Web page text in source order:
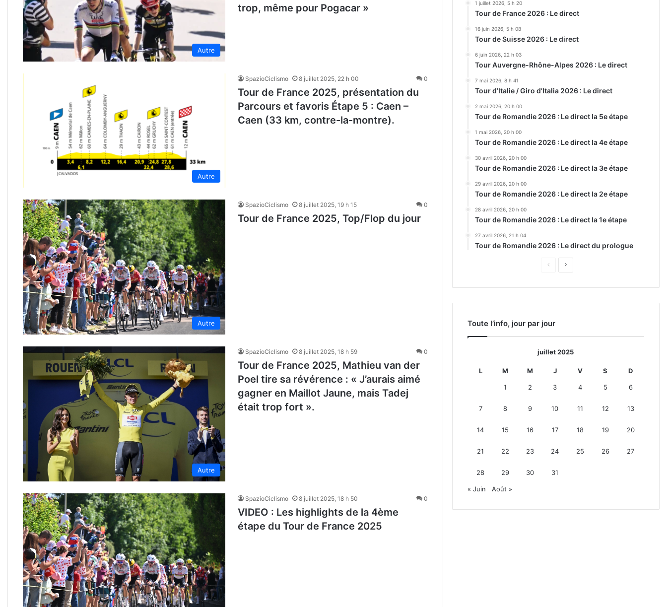
Autre
trop, même pour Pogacar »
Autre
SpazioCiclismo 8 juillet 2025, 22 h 00 0
Tour de France 2025, présentation du
Parcours et favoris Étape 5 : Caen –
Caen (33 km, contre-la-montre).
Autre
SpazioCiclismo 8 juillet 2025, 19 h 15 0
Tour de France 2025, Top/Flop du jour
Autre
SpazioCiclismo 8 juillet 2025, 18 h 59 0
Tour de France 2025, Mathieu van der
Poel tire sa révérence : « J’aurais aimé
gagner en Maillot Jaune, mais Tadej
était trop fort ».
SpazioCiclismo 8 juillet 2025, 18 h 50 0
VIDEO : Les highlights de la 4ème
étape du Tour de France 2025
1 juillet 2026, 5 h 20
Tour de France 2026 : Le direct
16 juin 2026, 5 h 08
Tour de Suisse 2026 : Le direct
6 juin 2026, 22 h 03
Tour Auvergne-Rhône-Alpes 2026 : Le direct
7 mai 2026, 8 h 41
Tour d’Italie / Giro d’Italia 2026 : Le direct
2 mai 2026, 20 h 00
Tour de Romandie 2026 : Le direct la 5e étape
1 mai 2026, 20 h 00
Tour de Romandie 2026 : Le direct la 4e étape
30 avril 2026, 20 h 00
Tour de Romandie 2026 : Le direct la 3e étape
29 avril 2026, 20 h 00
Tour de Romandie 2026 : Le direct la 2e étape
28 avril 2026, 20 h 00
Tour de Romandie 2026 : Le direct la 1e étape
27 avril 2026, 21 h 04
Tour de Romandie 2026 : Le direct du prologue
Page
Page
Toute l’info, jour par jour
juillet 2025
L M M J V S D
1 2 3 4 5 6
7 8 9 10 11 12 13
14 15 16 17 18 19 20
21 22 23 24 25 26 27
28 29 30 31
« Juin Août »